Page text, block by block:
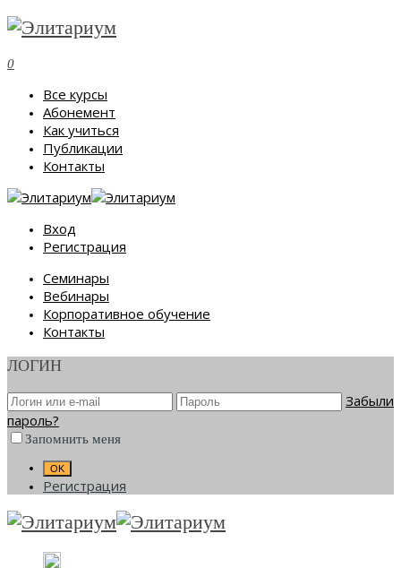
0
Все курсы
Абонемент
Как учиться
Публикации
Контакты
Вход
Регистрация
Семинары
Вебинары
Корпоративное обучение
Контакты
ЛОГИН
Забыли
пароль?
Запомнить меня
Регистрация